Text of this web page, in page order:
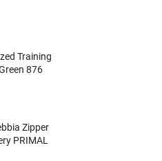
Training
876
Zipper
PRIMAL